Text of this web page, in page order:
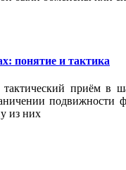
понятие и тактика
приём в
подвижности
из них